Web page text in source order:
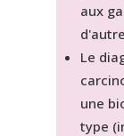
aux
Le
une
type